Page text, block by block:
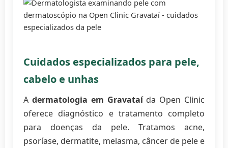
Cuidados especializados para pele,
cabelo e unhas
A dermatologia em Gravataída Open Clinic
oferece diagnóstico e tratamento completo
para doenças da pele. Tratamos acne,
psoríase, dermatite, melasma, câncer de pele e